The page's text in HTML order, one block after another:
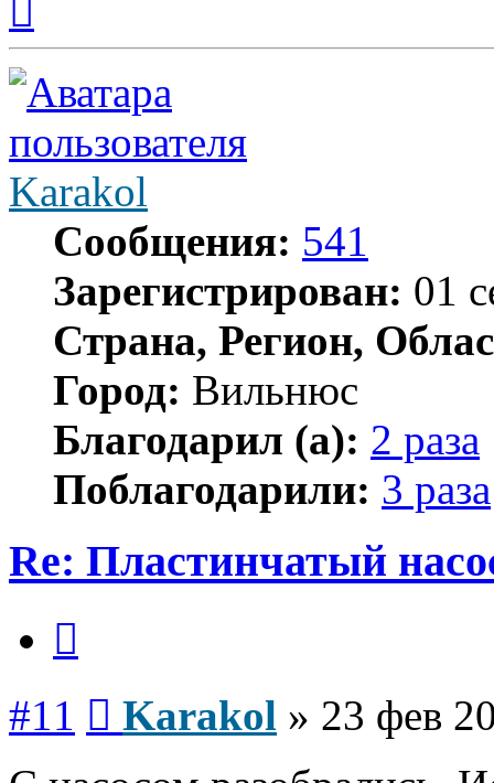
началу
Karakol
Сообщения: 541
Зарегистрирован: 01
Страна, Регион,
Город: Вильнюс
Благодарил (а): 2 раза
Поблагодарили: 3 раза
Re: Пластинчатый
#11 Karakol » 23 фев